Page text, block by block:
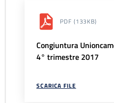
PDF (133KB)
Congiuntura
4° trimestre 2017
SCARICA FILE